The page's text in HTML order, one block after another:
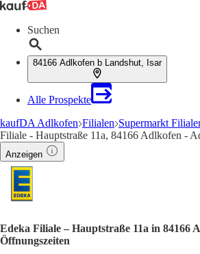
Suchen
84166 Adlkofen b Landshut, Isar
Alle Prospekte
kaufDA Adlkofen Filialen Supermarkt
Filiale - Hauptstraße 11a, 84166 Adlkofen -
Anzeigen
Edeka Filiale – Hauptstraße 11a in 84166
Öffnungszeiten